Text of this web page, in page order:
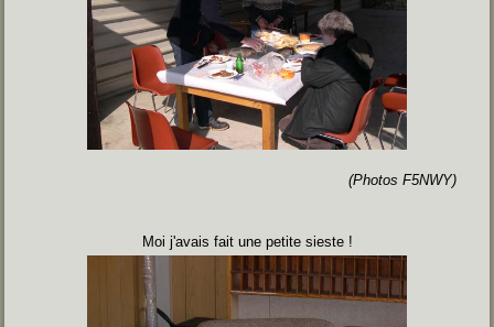
(Photos F5NWY)
Moi j'avais fait une petite sieste !